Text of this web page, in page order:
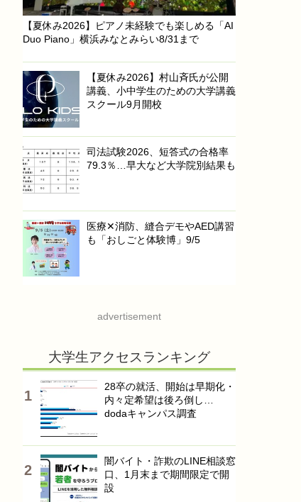
【夏休み2026】ピアノ未経験でも楽しめる「AI
Duo Piano」横浜みなとみらい8/31まで
【夏休み2026】村山斉氏が公開
講義、小中学生のための大学講義
スクール9月開校
司法試験2026、短答式の合格率
79.3％…早大など大学院別結果も
医療✕消防、縫合デモやAED講習
も「おしごと体験博」9/5
advertisement
大学生アクセスランキング
28卒の就活、開始は早期化・
内々定希望は後ろ倒し…
dodaキャンパス調査
闇バイト・詐欺のLINE相談窓
口、1月末まで期間限定で開
設